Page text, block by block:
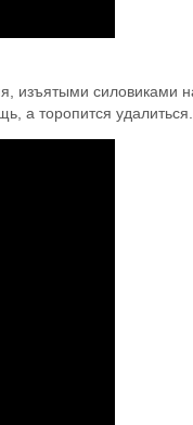
изъятыми силовиками
а торопится удалиться.